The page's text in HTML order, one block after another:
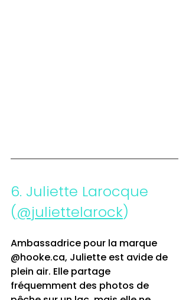
6. Juliette Larocque
(@juliettelarock)
Ambassadrice pour la marque
@hooke.ca, Juliette est avide de
plein air. Elle partage
fréquemment des photos de